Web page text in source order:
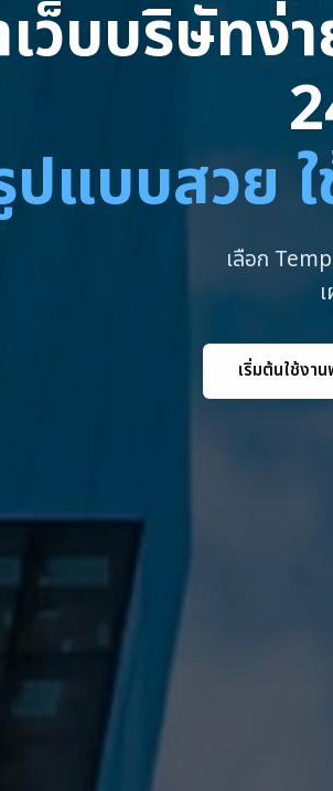
ว็บบริษัทง่
ปแบบสวย
เลือก
เริ่มต้นใช้งา